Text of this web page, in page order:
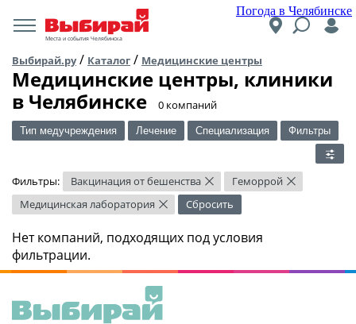
Погода в Челябинске
Места и события Челябинска
Выбирай.ру/ Каталог / Медицинские центры
Медицинские центры, клиники
в Челябинске
​0 компаний
Тип медучреждения Лечение Специализация Фильтры
Фильтры: Вакцинация от бешенства × Геморрой ×
Медицинская лаборатория × Сбросить
Нет компаний, подходящих под условия
фильтрации.